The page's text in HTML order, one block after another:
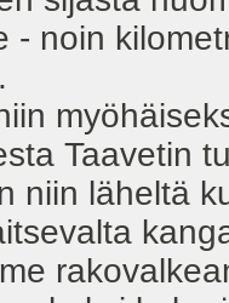
- noin
Taavetin
niin läheltä